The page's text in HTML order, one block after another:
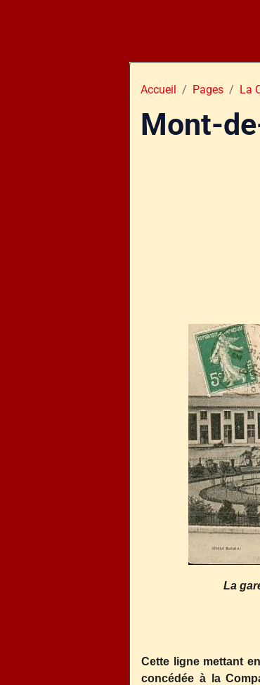
Accueil Pages La
Mont-
La
Cette ligne mettant
concédée à la